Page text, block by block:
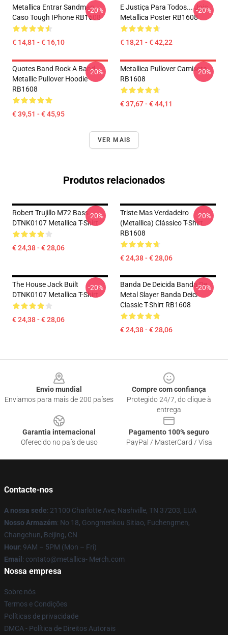
Metallica Entrar Sandman
Caso Tough IPhone RB1608
€ 14,81 - € 16,10
-20%
E Justiça Para Todos... Jojo
Metallica Poster RB1608
€ 18,21 - € 42,22
-20%
Quotes Band Rock A Band
Metallic Pullover Hoodie
RB1608
€ 39,51 - € 45,95
-20%
Metallica Pullover Camiseta
RB1608
€ 37,67 - € 44,11
-20%
VER MAIS
Produtos relacionados
Robert Trujillo M72 Bass
DTNK0107 Metallica T-Shirt
€ 24,38 - € 28,06
-20%
Triste Mas Verdadeiro
(Metallica) Clássico T-Shirt
RB1608
€ 24,38 - € 28,06
-20%
The House Jack Built
DTNK0107 Metallica T-Shirt
€ 24,38 - € 28,06
-20%
Banda De Deicida Banda De
Metal Slayer Banda Deici
Classic T-Shirt RB1608
€ 24,38 - € 28,06
-20%
Envio mundial
Enviamos para mais de 200 países
Compre com confiança
Protegido 24/7, do clique à
entrega
Garantia internacional
Oferecido no país de uso
Pagamento 100% seguro
PayPal / MasterCard / Visa
Contacte-nos
A nossa sede: 21100 Charlotte Ave, Nashville, TN 37203, EUA
Nosso Armazém: No 18, Gongmenkou Sitiao, Fuchengmen,
Changchun, Beijing, CN
Hour: 9AM – 5PM (Mon – Fri)
Email : contato@metallica- Merch.com
Nossa empresa
Sobre nós
Termos e Condições
Políticas de privacidade
DMCA - Política de Direitos Autorais